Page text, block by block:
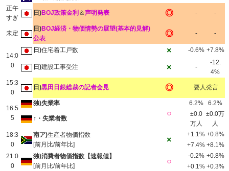
正午
すぎ
日)BOJ政策金利 ＆声明発表 ◎ - -
未定
日)BOJ経済・物価情勢の展望(基本的見解)
公表
◎ - -
14:0
0
日)住宅着工戸数 × -0.6% +7.8%
日)建設工事受注 × -
-12.
4%
15:3
0
日)黒田日銀総裁の記者会見 ◎ 要人発言
16:5
5
独)失業率
○
6.2% 6.2%
↑・失業者数
±0.0
万人
±0.0万
人
18:3
0
南ア)生産者物価指数
[前月比/前年比]
×
+1.1% +0.8%
+7.4% +8.1%
21:0
0
独)消費者物価指数【速報値】
[前月比/前年比]
○
-0.2% +0.8%
+0.1% +0.3%